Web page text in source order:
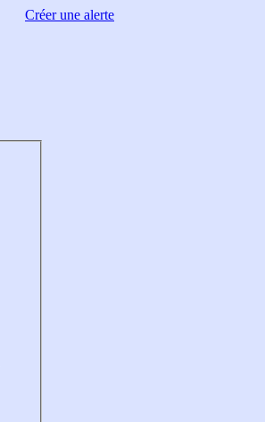
Créer une alerte